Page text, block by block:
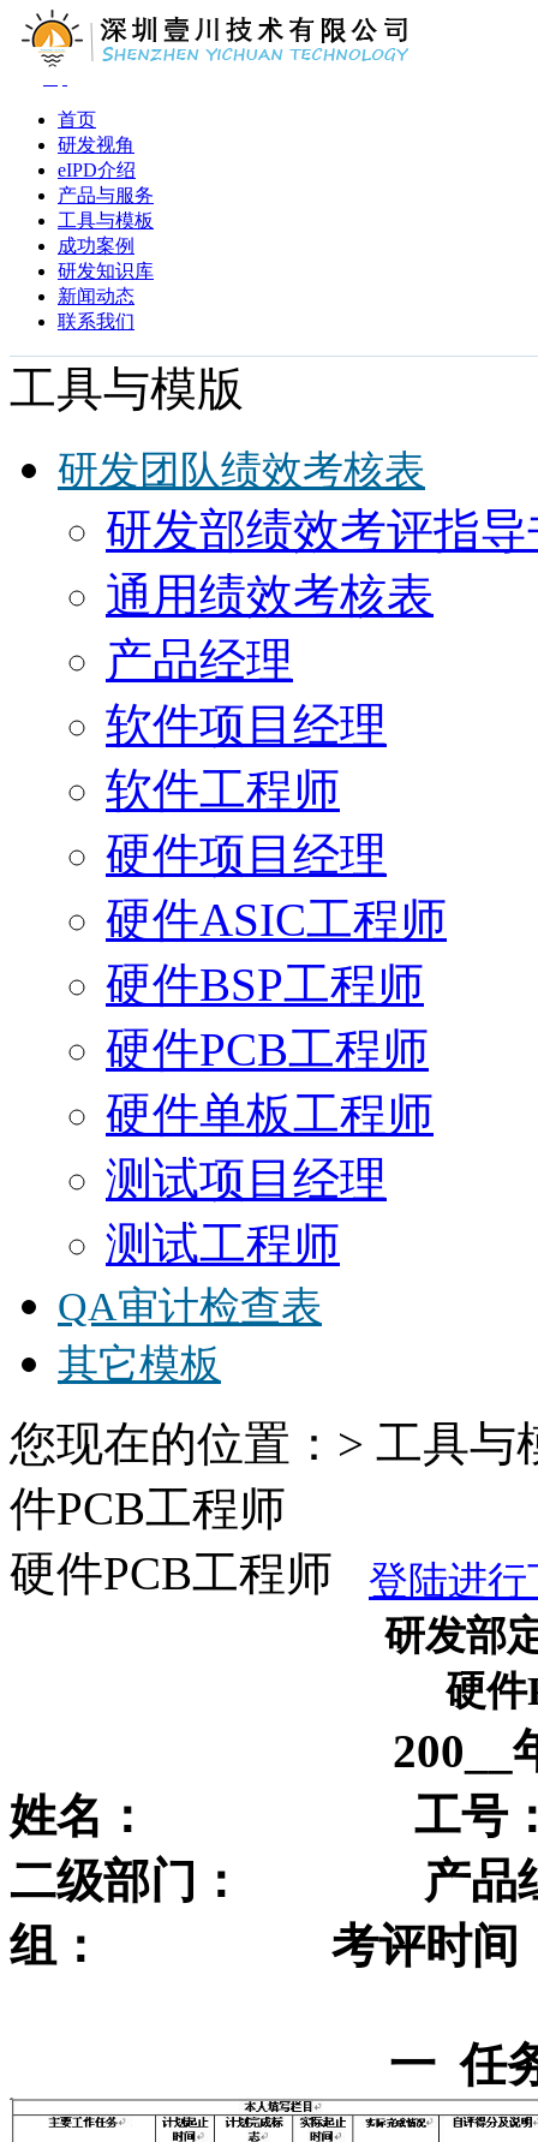
首页
研发视角
eIPD介绍
产品与服务
工具与模板
成功案例
研发知识库
新闻动态
联系我们
工具与模版
研发团队绩效考核表
研发部绩效考评指导
通用绩效考核表
产品经理
软件项目经理
软件工程师
硬件项目经理
硬件ASIC工程师
硬件BSP工程师
硬件PCB工程师
硬件单板工程师
测试项目经理
测试工程师
QA审计检查表
其它模板
您现在的位置：> 工具
件PCB工程师
硬件PCB工程师 登陆进行
研发部
硬件
200__
姓名：
工号
二级部门：
产品
组：
考评时间
一 任